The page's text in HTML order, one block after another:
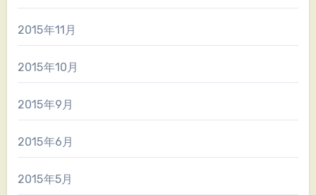
2015年11月
2015年10月
2015年9月
2015年6月
2015年5月